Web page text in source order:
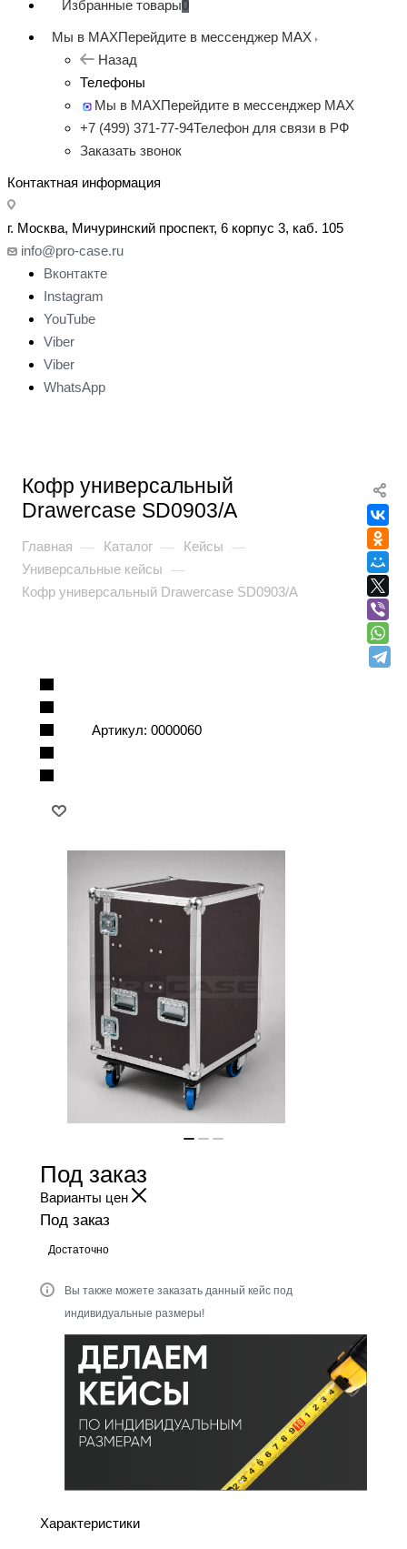
Избранные товары0
Мы в MAXПерейдите в мессенджер MAX
Назад
Телефоны
Мы в MAXПерейдите в мессенджер MAX
+7 (499) 371-77-94Телефон для связи в РФ
Заказать звонок
Контактная информация
г. Москва, Мичуринский проспект, 6 корпус 3, каб. 105
info@pro-case.ru
Вконтакте
Instagram
YouTube
Viber
Viber
WhatsApp
Кофр универсальный
Drawercase SD0903/A
Главная — Каталог — Кейсы —
Универсальные кейсы —
Кофр универсальный Drawercase SD0903/A
Артикул: 0000060
Под заказ
Варианты цен
Под заказ
Достаточно
Вы также можете заказать данный кейс под
индивидуальные размеры!
Характеристики